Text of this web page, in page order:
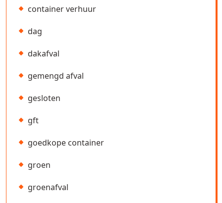
container verhuur
dag
dakafval
gemengd afval
gesloten
gft
goedkope container
groen
groenafval